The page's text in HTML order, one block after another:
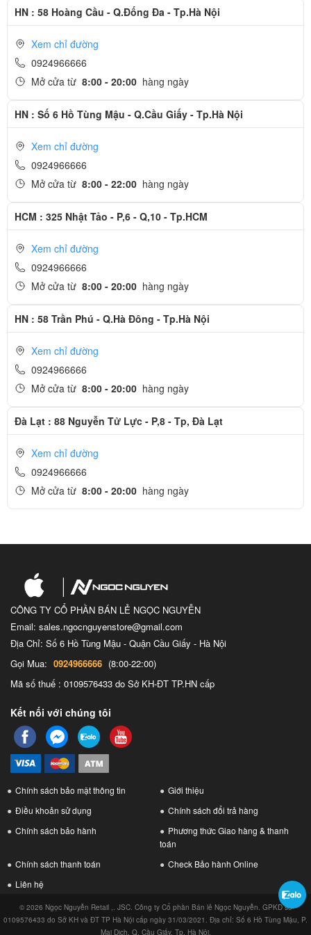
Khi iPad nhận diện được Apple Pencil 1, các hệ thống phụ sẽ quét
tín hiệu 240 lần / giây, thu thập các điểm dữ liệu từ tay người dùng
chính xác. Nhờ đó, các phản ứng từ bút Apple Pencil MK0C2 là
nhanh và chính xác nhất, gần như không có độ trễ.
Bút Apple Pencil 1 có thể hoạt động liên tục trong 12 giờ
Phần cuối của bút là pin với thời gian sử dụng sau khi sạc đầy lên
đến 12 tiếng. Mặt khác với công nghệ sạc cực nhanh, Apple Pencil
MK0C2 cho phép người dùng chỉ cần sạc 15 giây là có thể sử dụng
bút ngay lập tức trong vòng 30 phút.
HN : 58 Hoàng Cầu - Q.Đống Đa - Tp.Hà Nội
Xem chỉ đường
0924966666
Mở cửa từ 8:00 - 20:00 hàng ngày
HN : Số 6 Hồ Tùng Mậu - Q.Cầu Giấy - Tp.Hà Nội
Xem chỉ đường
0924966666
Mở cửa từ 8:00 - 22:00 hàng ngày
HCM : 325 Nhật Tảo - P,6 - Q,10 - Tp.HCM
Xem chỉ đường
0924966666
Mở cửa từ 8:00 - 20:00 hàng ngày
HN : 58 Trần Phú - Q.Hà Đông - Tp.Hà Nội
Xem chỉ đường
0924966666
Mở cửa từ 8:00 - 20:00 hàng ngày
Đà Lạt : 88 Nguyễn Tử Lực - P,8 - Tp, Đà Lạt
Xem chỉ đường
0924966666
Mở cửa từ 8:00 - 20:00 hàng ngày
CÔNG TY CỔ PHẦN BÁN LẺ NGỌC NGUYỄN
Email: sales.ngocnguyenstore@gmail.com
Địa Chỉ: Số 6 Hồ Tùng Mậu - Quận Cầu Giấy - Hà Nội
Gọi Mua: 0924966666 (8:00-22:00)
Mã số thuế : 0109576433 do Sở KH-ĐT TP.HN cấp
Kết nối với chúng tôi
Chính sách bảo mật thông tin
Giới thiệu
Điều khoản sử dụng
Chính sách đổi trả hàng
Chính sách bảo hành
Phương thức Giao hàng & thanh
toán
Chính sách thanh toán
Check Bảo hành Online
Liên hệ
© 2026 Ngọc Nguyễn Retail ,. JSC. Công ty Cổ phần Bán lẻ Ngọc Nguyễn. GPKD số
0109576433 do Sở KH và ĐT TP Hà Nội cấp ngày 31/03/2021. Địa chỉ: Số 6 Hồ Tùng Mậu, P.
Mai Dịch, Q. Cầu Giấy, Tp. Hà Nội.